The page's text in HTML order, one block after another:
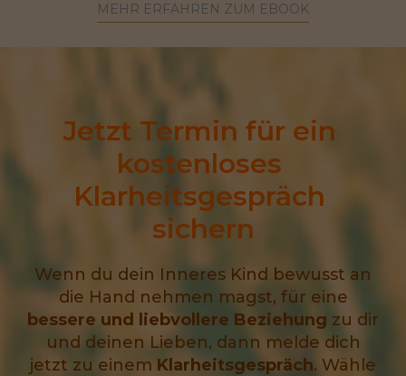
MEHR ERFAHREN ZUM EBOOK
Jetzt Termin für ein
kostenloses
Klarheitsgespräch
sichern
Wenn du dein Inneres Kind bewusst an
die Hand nehmen magst, für eine
bessere und liebvollere Beziehung zu dir
und deinen Lieben, dann melde dich
jetzt zu einem Klarheitsgespräch. Wähle